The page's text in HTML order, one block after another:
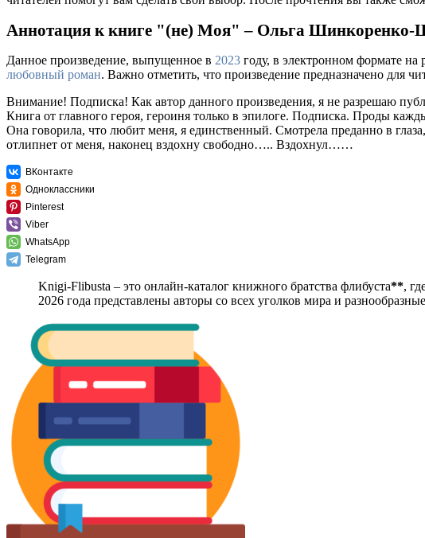
Аннотация к книге "(не) Моя" – Ольга Шинкоренко-
Данное произведение, выпущенное в 2023 году, в электронном формате
любовный роман. Важно отметить, что произведение предназначено для
Внимание! Подписка! Как автор данного произведения, я не разрешаю
Книга от главного героя, героиня только в эпилоге. Подписка. Проды
Она говорила, что любит меня, я единственный. Смотрела преданно в
отлипнет от меня, наконец вздохну свободно….. Вздохнул……
ВКонтакте
Одноклассники
Pinterest
Viber
WhatsApp
Telegram
Knigi-Flibusta – это онлайн-каталог книжного братства флибуста**,
2026 года представлены авторы со всех уголков мира и